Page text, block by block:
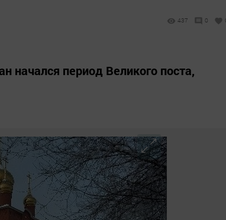
437 0
начался период Великого поста,